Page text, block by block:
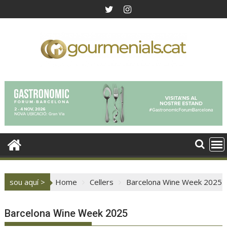
to
sou aquí > Home Cellers Barcelona Wine Week 2025
Barcelona Wine Week 2025